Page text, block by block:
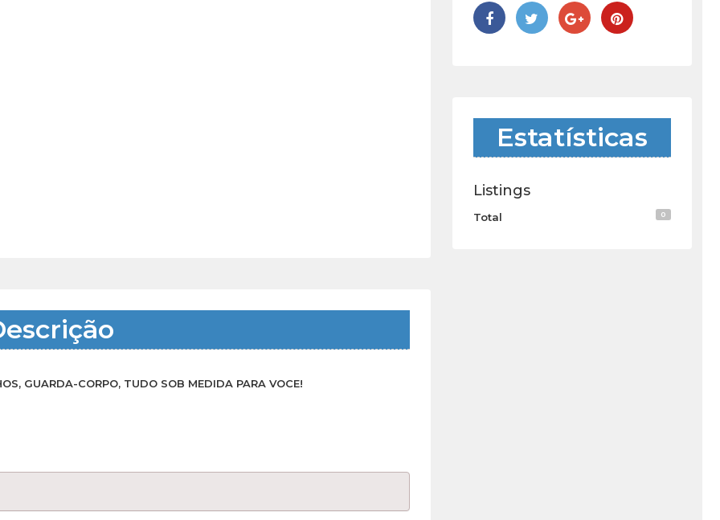
GUARDA-CORPO, TUDO SOB MEDIDA PARA VOCE!
Estatísticas
Listings
Total 0